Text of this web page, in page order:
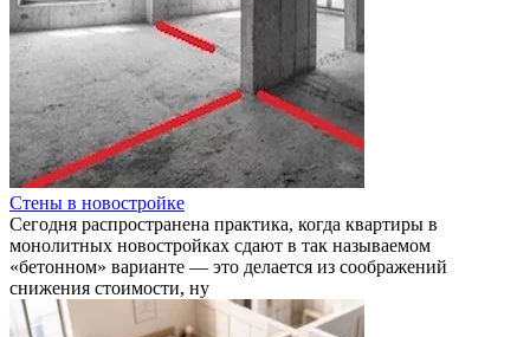
Стены в новостройке
Сегодня распространена практика, когда квартиры в
монолитных новостройках сдают в так называемом
«бетонном» варианте — это делается из соображений
снижения стоимости, ну